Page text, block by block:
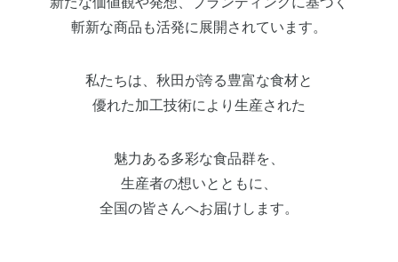
斬新な商品も活発に展開されています。
私たちは、秋田が誇る豊富な食材と
優れた加工技術により生産された
魅力ある多彩な食品群を、
生産者の想いとともに、
全国の皆さんへお届けします。